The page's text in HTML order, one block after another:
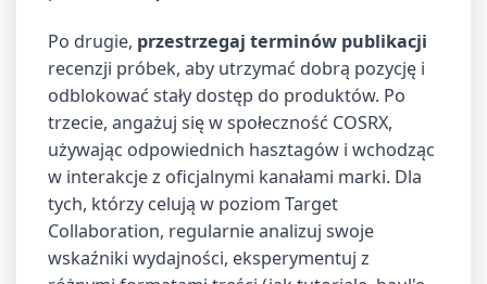
Po drugie, przestrzegaj terminów publikacji
recenzji próbek, aby utrzymać dobrą pozycję i
odblokować stały dostęp do produktów. Po
trzecie, angażuj się w społeczność COSRX,
używając odpowiednich hasztagów i wchodząc
w interakcje z oficjalnymi kanałami marki. Dla
tych, którzy celują w poziom Target
Collaboration, regularnie analizuj swoje
wskaźniki wydajności, eksperymentuj z